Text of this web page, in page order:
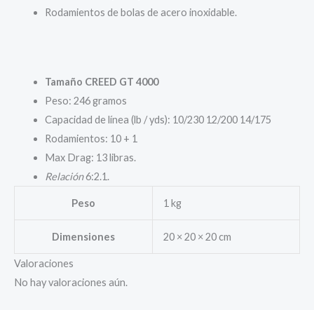
Rodamientos de bolas de acero inoxidable.
Tamaño CREED GT 4000
Peso: 246 gramos
Capacidad de línea (lb / yds): 10/230 12/200 14/175
Rodamientos: 10 + 1
Max Drag: 13 libras.
Relación6:2.1.
Peso 1 kg
Dimensiones 20 × 20 × 20 cm
Valoraciones
No hay valoraciones aún.